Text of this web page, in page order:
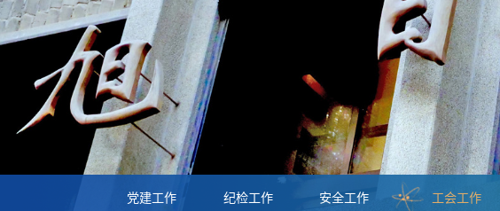
党建工作 纪检工作 安全工作 工会工作